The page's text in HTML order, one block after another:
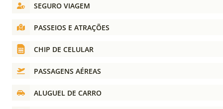
SEGURO VIAGEM
PASSEIOS E ATRAÇÕES
CHIP DE CELULAR
PASSAGENS AÉREAS
ALUGUEL DE CARRO